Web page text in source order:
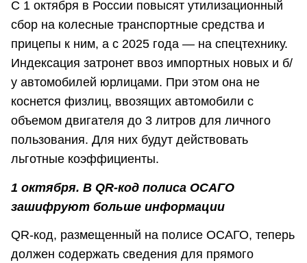
С 1 октября в России повысят утилизационный
сбор на колесные транспортные средства и
прицепы к ним, а с 2025 года — на спецтехнику.
Индексация затронет ввоз импортных новых и б/
у автомобилей юрлицами. При этом она не
коснется физлиц, ввозящих автомобили с
объемом двигателя до 3 литров для личного
пользования. Для них будут действовать
льготные коэффициенты.
1 октября. В QR-код полиса ОСАГО
зашифруют больше информации
QR-код, размещенный на полисе ОСАГО, теперь
должен содержать сведения для прямого